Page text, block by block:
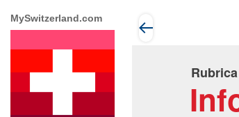
MySwitzerland.com
Rubrica